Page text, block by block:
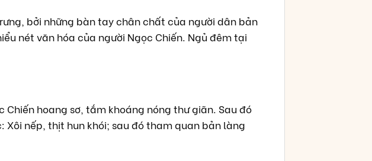
bởi những bàn tay chân chất của người dân bản
nét văn hóa của người Ngọc Chiến. Ngủ đêm tại
hoang sơ, tắm khoáng nóng thư giãn. Sau đó
nếp, thịt hun khói; sau đó tham quan bản làng